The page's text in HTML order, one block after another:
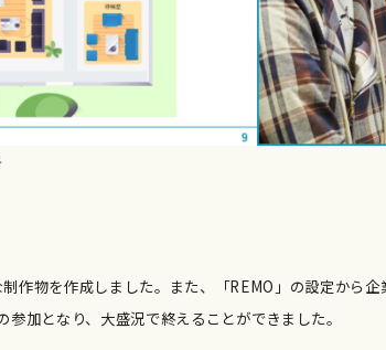
作物を作成しました。また、「REMO」の設定から
加となり、大盛況で終えることができました。